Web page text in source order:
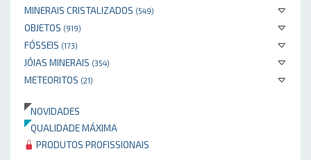
MINERAIS CRISTALIZADOS (549)
OBJETOS (919)
FÓSSEIS (173)
JÓIAS MINERAIS (354)
METEORITOS (21)
NOVIDADES
QUALIDADE MÁXIMA
PRODUTOS PROFISSIONAIS